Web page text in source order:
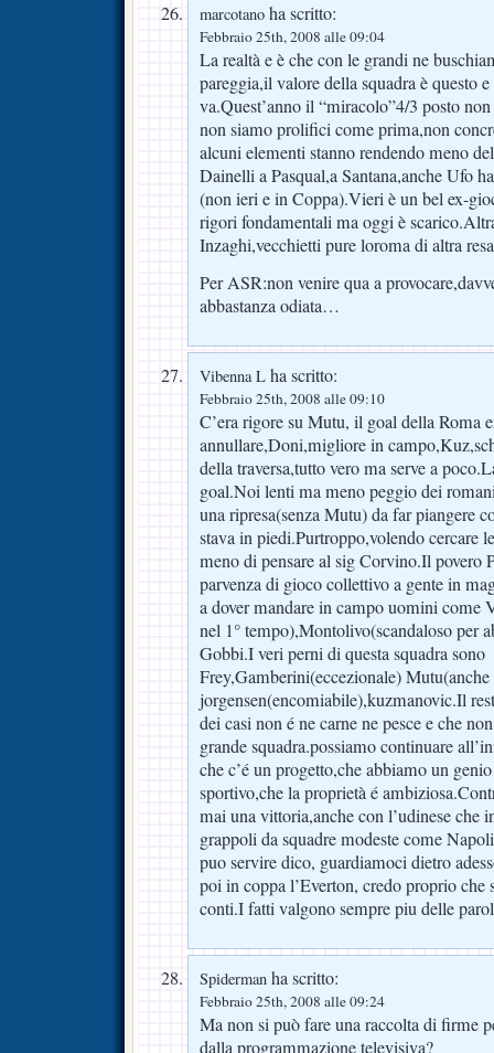
marcotano ha scritto:
Febbraio 25th, 2008 alle 09:04
La realtà e è che con le grandi ne
pareggia,il valore della squadra è questo
va.Quest’anno il “miracolo”4/3 posto
non siamo prolifici come prima,non
alcuni elementi stanno rendendo meno
Dainelli a Pasqual,a Santana,anche Ufo
(non ieri e in Coppa).Vieri è un bel ex-
rigori fondamentali ma oggi è
Inzaghi,vecchietti pure loroma di altra
Per ASR:non venire qua a
abbastanza odiata…
Vibenna L ha scritto:
Febbraio 25th, 2008 alle 09:10
C’era rigore su Mutu, il goal della Roma
annullare,Doni,migliore in
della traversa,tutto vero ma serve a
goal.Noi lenti ma meno peggio dei
una ripresa(senza Mutu) da far piangere
stava in piedi.Purtroppo,volendo cercare
meno di pensare al sig Corvino.Il povero
parvenza di gioco collettivo a gente in
a dover mandare in campo uomini come
nel 1° tempo),Montolivo(scandaloso per
Gobbi.I veri perni di questa squadra sono
Frey,Gamberini(eccezionale)
jorgensen(encomiabile),kuzmanovic.Il
dei casi non é ne carne ne pesce e che
grande squadra.possiamo continuare
che c’é un progetto,che abbiamo un
sportivo,che la proprietà é
mai una vittoria,anche con l’udinese che
grappoli da squadre modeste come
puo servire dico, guardiamoci dietro
poi in coppa l’Everton, credo proprio che
conti.I fatti valgono sempre piu delle
Spiderman ha scritto:
Febbraio 25th, 2008 alle 09:24
Ma non si può fare una raccolta di firme
dalla programmazione televisiva?